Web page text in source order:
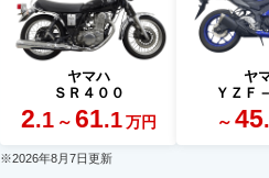
ヤマハ
ＳＲ４００
2.1 ～ 61.1 万円
ヤ
ＹＺＦ
～ 45
※2026年8月7日更新